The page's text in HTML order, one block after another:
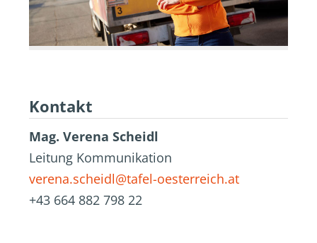
Kontakt
Mag. Verena Scheidl
Leitung Kommunikation
verena.scheidl@tafel-oesterreich.at
+43 664 882 798 22